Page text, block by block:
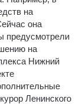
на
она
предусмотрели
на
Нижний
Ленинского